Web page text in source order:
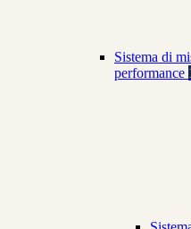
Sistema di
performance